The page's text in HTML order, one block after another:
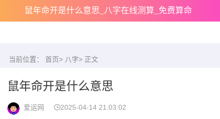
鼠年命开是什么意思_八字在线测算_免费算命
当前位置： 首页> 八字> 正文
鼠年命开是什么意思
爱运网 2025-04-14 21:03:02